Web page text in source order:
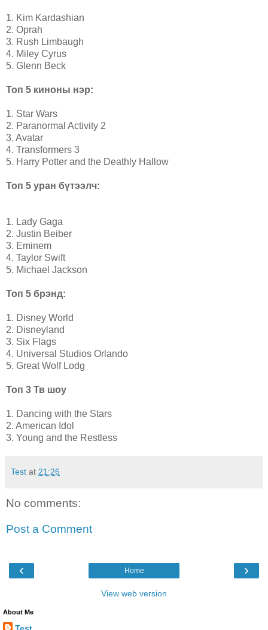
1. Kim Kardashian
2. Oprah
3. Rush Limbaugh
4. Miley Cyrus
5. Glenn Beck
Топ 5 киноны нэр:
1. Star Wars
2. Paranormal Activity 2
3. Avatar
4. Transformers 3
5. Harry Potter and the Deathly Hallow
Топ 5 уран бүтээлч:
1. Lady Gaga
2. Justin Beiber
3. Eminem
4. Taylor Swift
5. Michael Jackson
Топ 5 брэнд:
1. Disney World
2. Disneyland
3. Six Flags
4. Universal Studios Orlando
5. Great Wolf Lodg
Топ 3 Тв шоу
1. Dancing with the Stars
2. American Idol
3. Young and the Restless
Test at 21:26
No comments:
Post a Comment
‹ ›
Home
View web version
About Me
Test